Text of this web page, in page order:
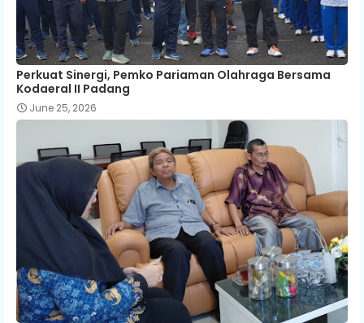
Perkuat Sinergi, Pemko Pariaman Olahraga Bersama
Kodaeral II Padang
June 25, 2026